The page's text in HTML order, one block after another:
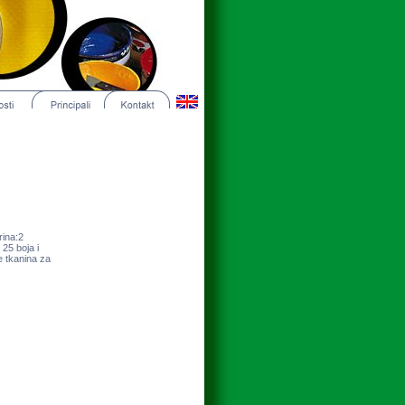
boja i
tkanina za